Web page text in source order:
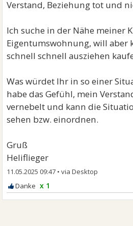
Verstand, Beziehung tot und
Ich suche in der Nähe meiner
Eigentumswohnung, will aber
schnell schnell ausziehen
Was würdet Ihr in so einer
habe das Gefühl, mein
vernebelt und kann die
sehen bzw. einordnen.
Gruß
Heliflieger
11.05.2025 09:47 •
x 1